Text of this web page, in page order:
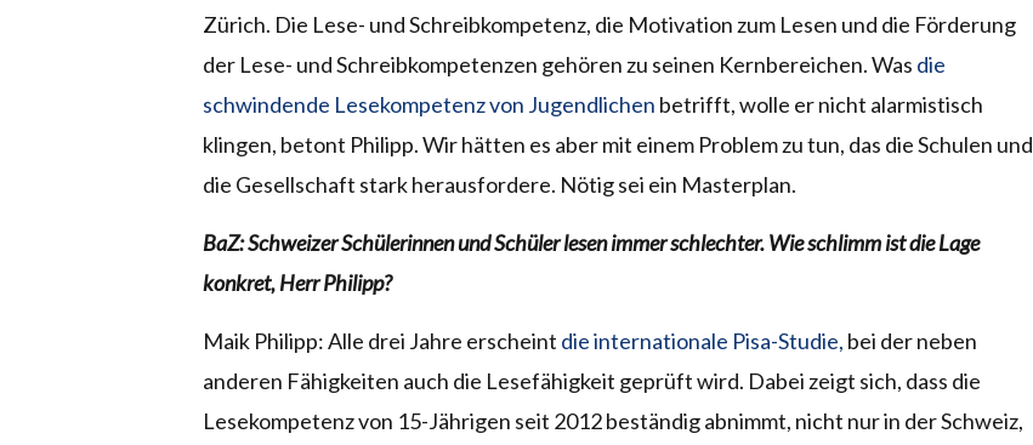
Zürich. Die Lese- und Schreibkompetenz, die Motivation zum Lesen und die Förderung
der Lese- und Schreibkompetenzen gehören zu seinen Kernbereichen. Was die
schwindende Lesekompetenz von Jugendlichen betrifft, wolle er nicht alarmistisch
klingen, betont Philipp. Wir hätten es aber mit einem Problem zu tun, das die Schulen und
die Gesellschaft stark herausfordere. Nötig sei ein Masterplan.
BaZ: Schweizer Schülerinnen und Schüler lesen immer schlechter. Wie schlimm ist die Lage
konkret, Herr Philipp?
Maik Philipp: Alle drei Jahre erscheint die internationale Pisa-Studie, bei der neben
anderen Fähigkeiten auch die Lesefähigkeit geprüft wird. Dabei zeigt sich, dass die
Lesekompetenz von 15-Jährigen seit 2012 beständig abnimmt, nicht nur in der Schweiz,